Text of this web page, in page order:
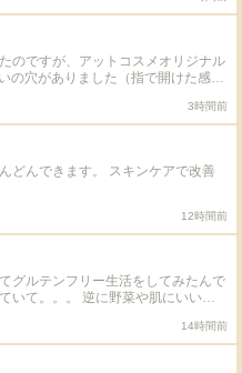
のですが、アットコスメオリジナル
の穴がありました（指で開けた感じ
ズぎりぎりで入ってたので、空気を
って普通にあることですか？
3時間前
どんできます。 スキンケアで改善
12時間前
グルテンフリー生活をしてみたんで
いて。。。 逆に野菜や肌にいいも
、味が濃ゆい物が食べるのが怖く
か思って食べれなくて、どうしたら
理前に出来るはしょうがないと思
？
14時間前